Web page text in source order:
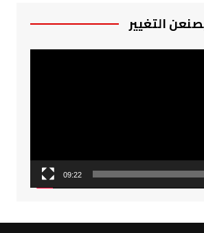
التغيير
09:22